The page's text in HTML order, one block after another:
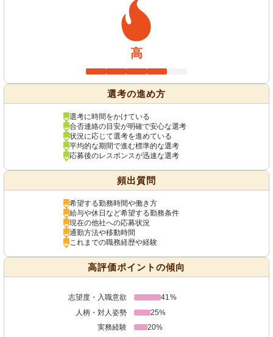
高
選考の進め方
選考に時間をかけている
合否連絡の目安が明確で安心な選考
状況に応じて選考を進めている
平均的な期間で進む標準的な選考
応募後のレスポンスが迅速な選考
頻出質問
希望する勤務時間や働き方
給与や休日など希望する勤務条件
現在の他社への応募状況
通勤方法や移動時間
これまでの職務経歴や経験
高評価ポイントの傾向
志望度・入職意欲
41%
人柄・対人姿勢
25%
実務経験
20%